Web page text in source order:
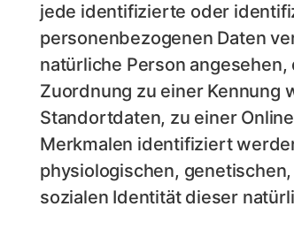
jede identifizierte oder
personenbezogenen Daten
natürliche Person
Zuordnung zu einer Kennung
Standortdaten, zu einer
Merkmalen identifiziert
physiologischen,
sozialen Identität dieser